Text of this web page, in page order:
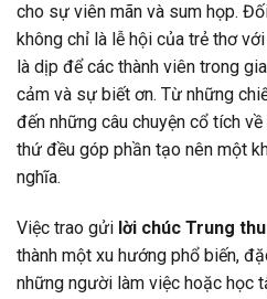
cho sự viên mãn và sum họp.
không chỉ là lễ hội của trẻ thơ
là dịp để các thành viên trong
cảm và sự biết ơn. Từ những
đến những câu chuyện cổ tích
thứ đều góp phần tạo nên một
nghĩa.
Việc trao gửi lời chúc Trung
thành một xu hướng phổ biến,
những người làm việc hoặc học